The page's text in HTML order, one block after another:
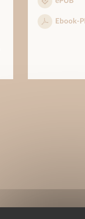
Ebook-